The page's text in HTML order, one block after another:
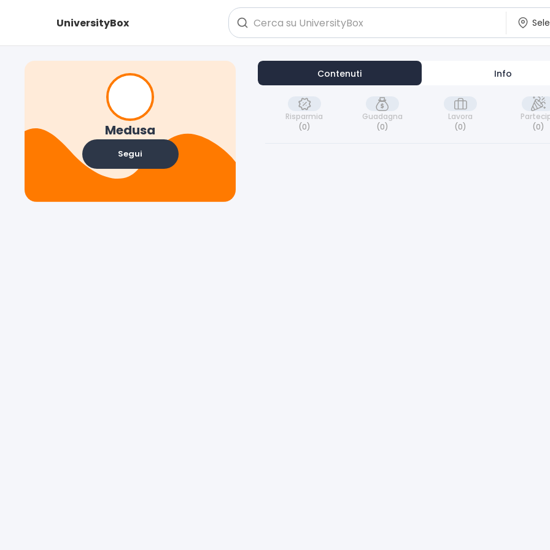
UniversityBox
Medusa
Segui
Contenuti Info
Risparmia
(0)
Guadagna
(0)
Lavora
(0)
(0)